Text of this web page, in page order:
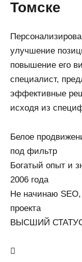
Томске
улучшение
повышение его
специалист,
эффективные
исходя из
Белое
под фильтр
Богатый опыт и
2006 года
Не начинаю SEO,
проекта
ВЫСШИЙ